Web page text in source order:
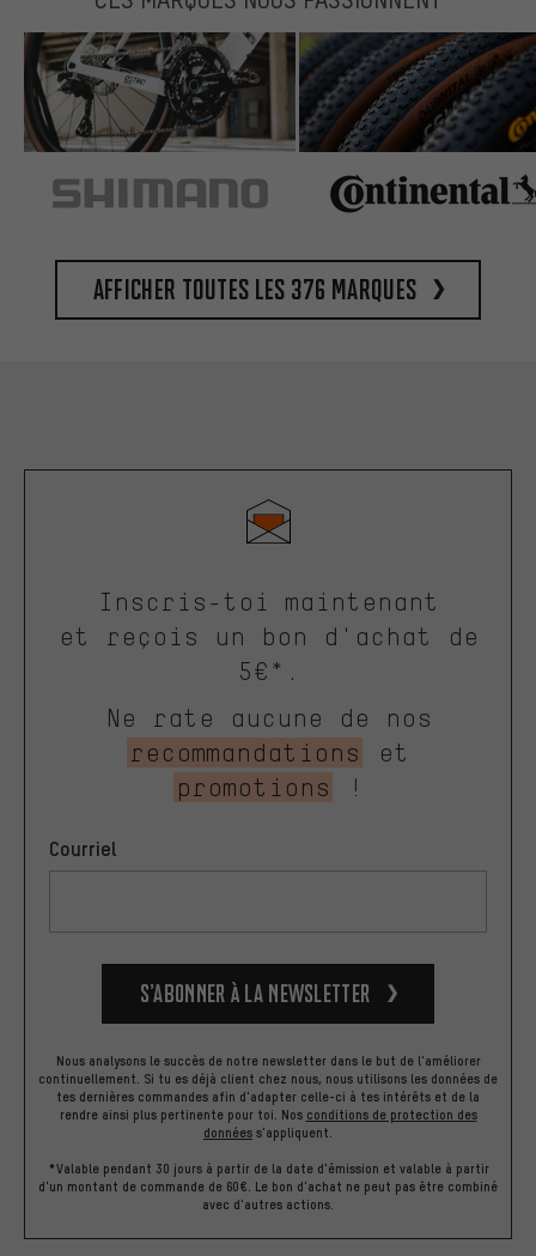
Afficher toutes les 376 marques
Inscris-toi maintenant
et reçois un bon d'achat de
5€*.
Ne rate aucune de nos
recommandations
et
promotions
!
Courriel
S’abonner à la newsletter
Nous analysons le succès de notre newsletter dans le but de l'améliorer
continuellement. Si tu es déjà client chez nous, nous utilisons les données de
tes dernières commandes afin d'adapter celle-ci à tes intérêts et de la
rendre ainsi plus pertinente pour toi. Nos conditions de protection des
données s'appliquent.
*Valable pendant 30 jours à partir de la date d'émission et valable à partir
d'un montant de commande de 60€. Le bon d'achat ne peut pas être combiné
avec d'autres actions.